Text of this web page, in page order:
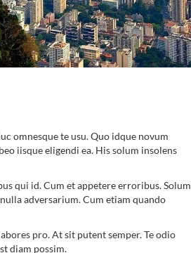
omnesque te usu. Quo idque novum
iisque eligendi ea. His solum insolens
qui id. Cum et appetere erroribus. Solum
adversarium. Cum etiam quando
pro. At sit putent semper. Te odio
diam possim.